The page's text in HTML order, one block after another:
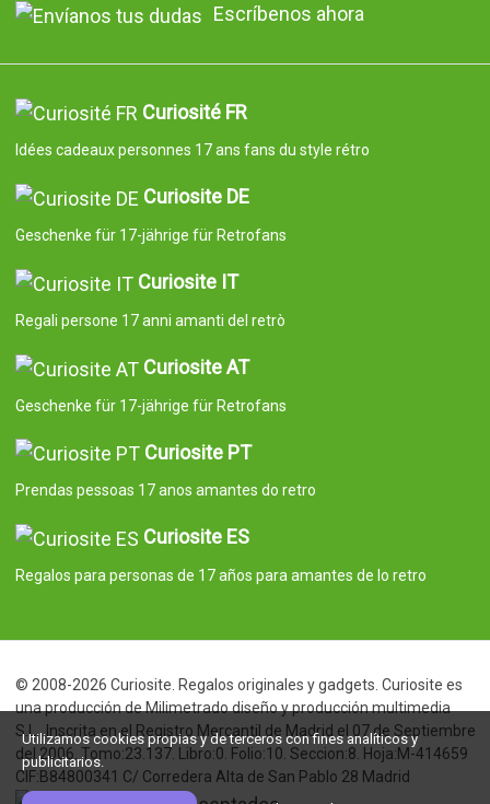
Escríbenos ahora
Curiosité FR
Idées cadeaux personnes 17 ans fans du style rétro
Curiosite DE
Geschenke für 17-jährige für Retrofans
Curiosite IT
Regali persone 17 anni amanti del retrò
Curiosite AT
Geschenke für 17-jährige für Retrofans
Curiosite PT
Prendas pessoas 17 anos amantes do retro
Curiosite ES
Regalos para personas de 17 años para amantes de lo retro
© 2008-2026 Curiosite. Regalos originales y gadgets. Curiosite es
una producción de Milimetrado diseño y producción multimedia
S.L.. Inscrita en el Registro Mercantil de Madrid el 07 de Septiembre
del 2006. Tomo:23.137. Libro:0. Folio:10. Seccion:8. Hoja:M-414659
CIF:B84800341 C/ Corredera Alta de San Pablo 28 Madrid
Utilizamos cookies propias y de terceros con fines analíticos y
publicitarios.